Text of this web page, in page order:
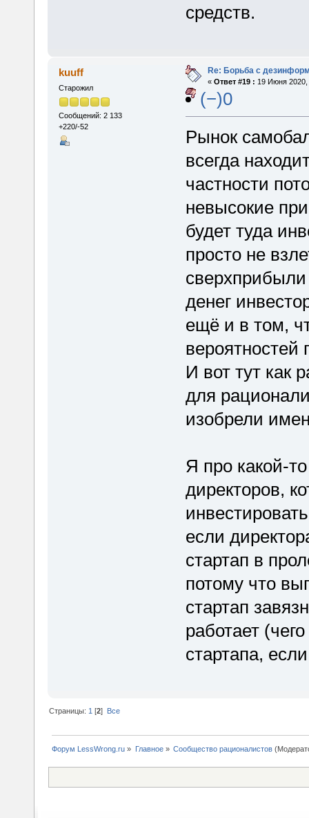
средств.
kuuff
Старожил
Сообщений: 2 133
+220/-52
Re: Борьба с
« Ответ #19 : 19 Июня 2020,
(−)0
Рынок
всегда
частности
невысокие
будет туда
просто не
сверхприбыли
денег
ещё и в том,
вероятностей
И вот тут как
для
изобрели
Я про какой-
директоров,
если
стартап в
потому что
стартап
работает
стартапа,
Страницы: 1 [2] Все
Форум LessWrong.ru » Главное» Сообщество рационалистов